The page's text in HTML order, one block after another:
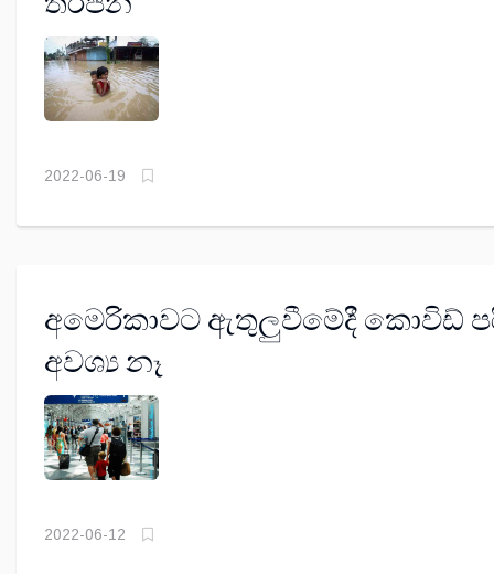
2022-06-19
අමෙරිකාවට ඇතුලුවීමේදී කොවිඩ්
අවශ්‍ය නෑ
2022-06-12